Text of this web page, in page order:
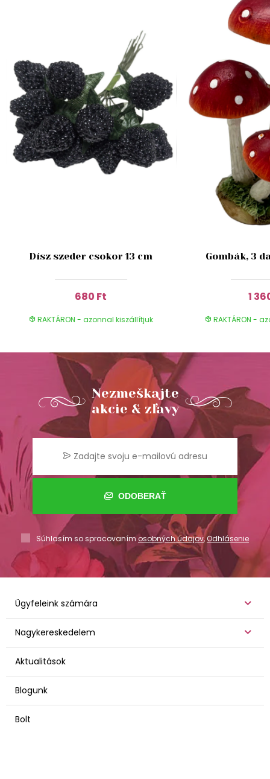
Dísz szeder csokor 13 cm
680 Ft
RAKTÁRON - azonnal kiszállítjuk
Gombák, 3
1
RAKTÁRON -
Nezmeškajte
akcie & zľavy
ODOBERAŤ
Súhlasím so spracovaním osobných údajov,Odhlásenie
Ügyfeleink számára
Nagykereskedelem
Aktualitások
Blogunk
Bolt